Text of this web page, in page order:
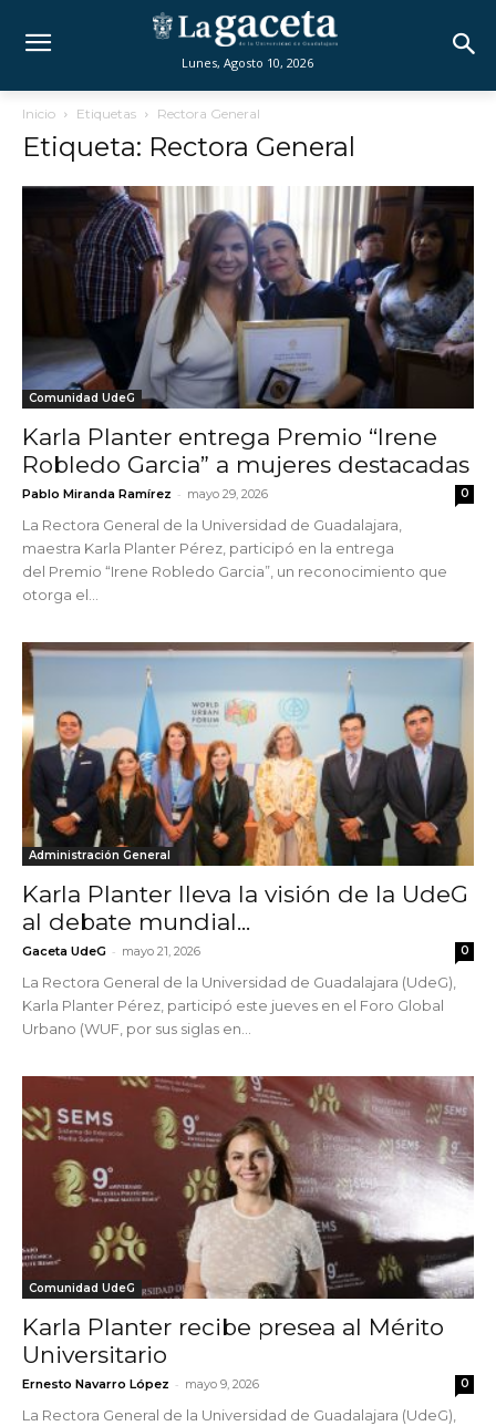
Lunes, Agosto 10, 2026
Inicio Etiquetas Rectora General
Etiqueta: Rectora General
Comunidad UdeG
Karla Planter entrega Premio “Irene
Robledo Garcia” a mujeres destacadas
Pablo Miranda Ramírez - mayo 29, 2026 0
La Rectora General de la Universidad de Guadalajara,
maestra Karla Planter Pérez, participó en la entrega
del Premio “Irene Robledo Garcia”, un reconocimiento que
otorga el...
Administración General
Karla Planter lleva la visión de la UdeG
al debate mundial...
Gaceta UdeG - mayo 21, 2026 0
La Rectora General de la Universidad de Guadalajara (UdeG),
Karla Planter Pérez, participó este jueves en el Foro Global
Urbano (WUF, por sus siglas en...
Comunidad UdeG
Karla Planter recibe presea al Mérito
Universitario
Ernesto Navarro López - mayo 9, 2026 0
La Rectora General de la Universidad de Guadalajara (UdeG),